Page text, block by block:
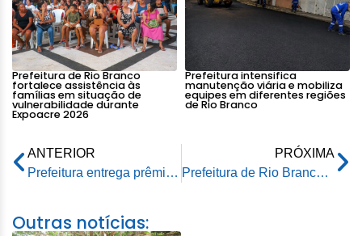
Prefeitura de Rio Branco
fortalece assistência às
famílias em situação de
vulnerabilidade durante
Expoacre 2026
Prefeitura intensifica
manutenção viária e mobiliza
equipes em diferentes regiões
de Rio Branco
ANTERIOR
Prefeitura entrega prêmio do Dia do Trabalhador e recebe motobombas da Honda Amazônia
PRÓXIMA
Prefeitura de Rio Branco recupera malha viária do bairro Conquista
Outras notícias: